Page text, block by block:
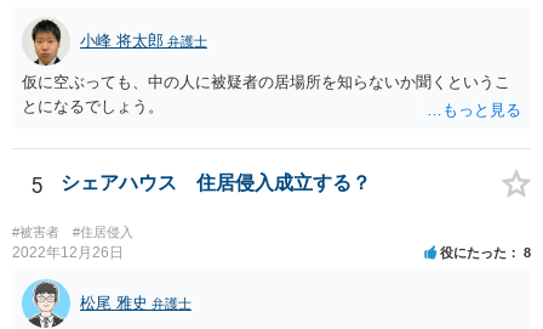
小峰 将太郎 弁護士
仮に空ぶっても、中の人に被疑者の居場所を知らないか聞くというこ
とになるでしょう。
5 シェアハウス 住居侵入成立する？
#被害者 #住居侵入
2022年12月26日 役にたった 8
松尾 雅史 弁護士